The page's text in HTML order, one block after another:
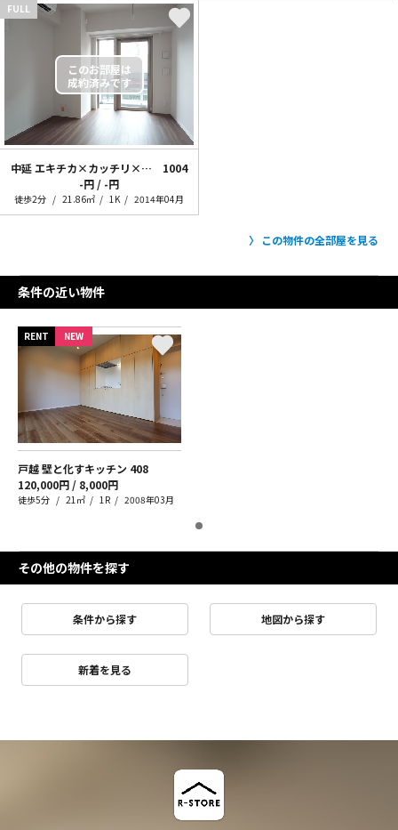
FULL
中延 エキチカ×カッチリ×キレイメ1K
1004
-円 / -円
徒歩2分 21.86㎡ 1K 2014年04月
この物件の全部屋を見る
条件の近い物件
RENT NEW
戸越 壁と化すキッチン 408
120,000円 / 8,000円
徒歩5分 21㎡ 1R 2008年03月
その他の物件を探す
条件から探す 地図から探す
新着を見る